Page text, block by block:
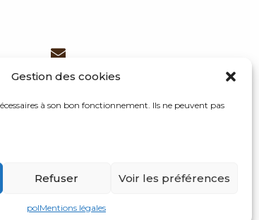
Gestion des cookies
à son bon fonctionnement. Ils ne peuvent pas
Refuser Voir les préférences
polMentions légales
paris.fr